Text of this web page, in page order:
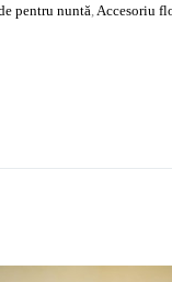
pentru nuntă Accesoriu